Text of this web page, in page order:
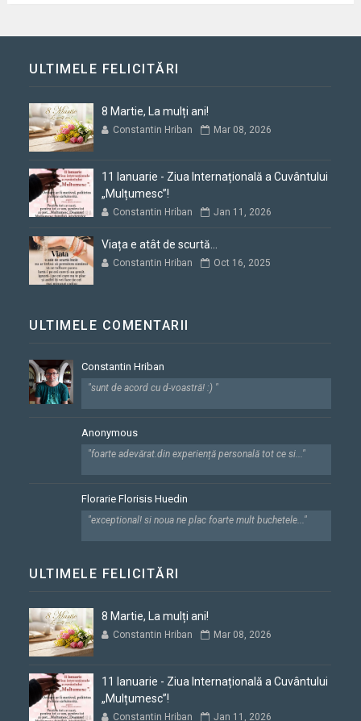
ULTIMELE FELICITĂRI
8 Martie, La mulți ani!
Constantin Hriban Mar 08, 2026
11 Ianuarie - Ziua Internațională a Cuvântului
„Mulțumesc”!
Constantin Hriban Jan 11, 2026
Viața e atât de scurtă...
Constantin Hriban Oct 16, 2025
ULTIMELE COMENTARII
Constantin Hriban
"sunt de acord cu d-voastră! :) "
Anonymous
"foarte adevărat.din experiență personală tot ce si..."
Florarie Florisis Huedin
"exceptional! si noua ne plac foarte mult buchetele..."
ULTIMELE FELICITĂRI
8 Martie, La mulți ani!
Constantin Hriban Mar 08, 2026
11 Ianuarie - Ziua Internațională a Cuvântului
„Mulțumesc”!
Constantin Hriban Jan 11, 2026